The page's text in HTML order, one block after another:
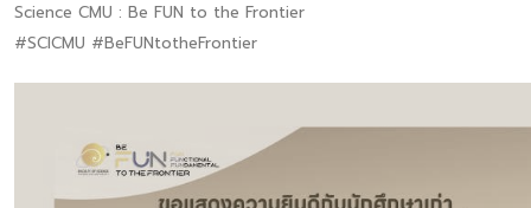
Science CMU : Be FUN to the Frontier
#SCICMU #BeFUNtotheFrontier